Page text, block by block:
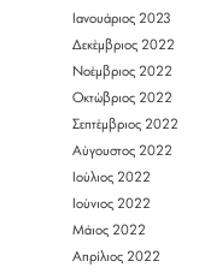
Ιανουάριος 2023
Δεκέμβριος 2022
Νοέμβριος 2022
Οκτώβριος 2022
Σεπτέμβριος 2022
Αύγουστος 2022
Ιούλιος 2022
Ιούνιος 2022
Μάιος 2022
Απρίλιος 2022